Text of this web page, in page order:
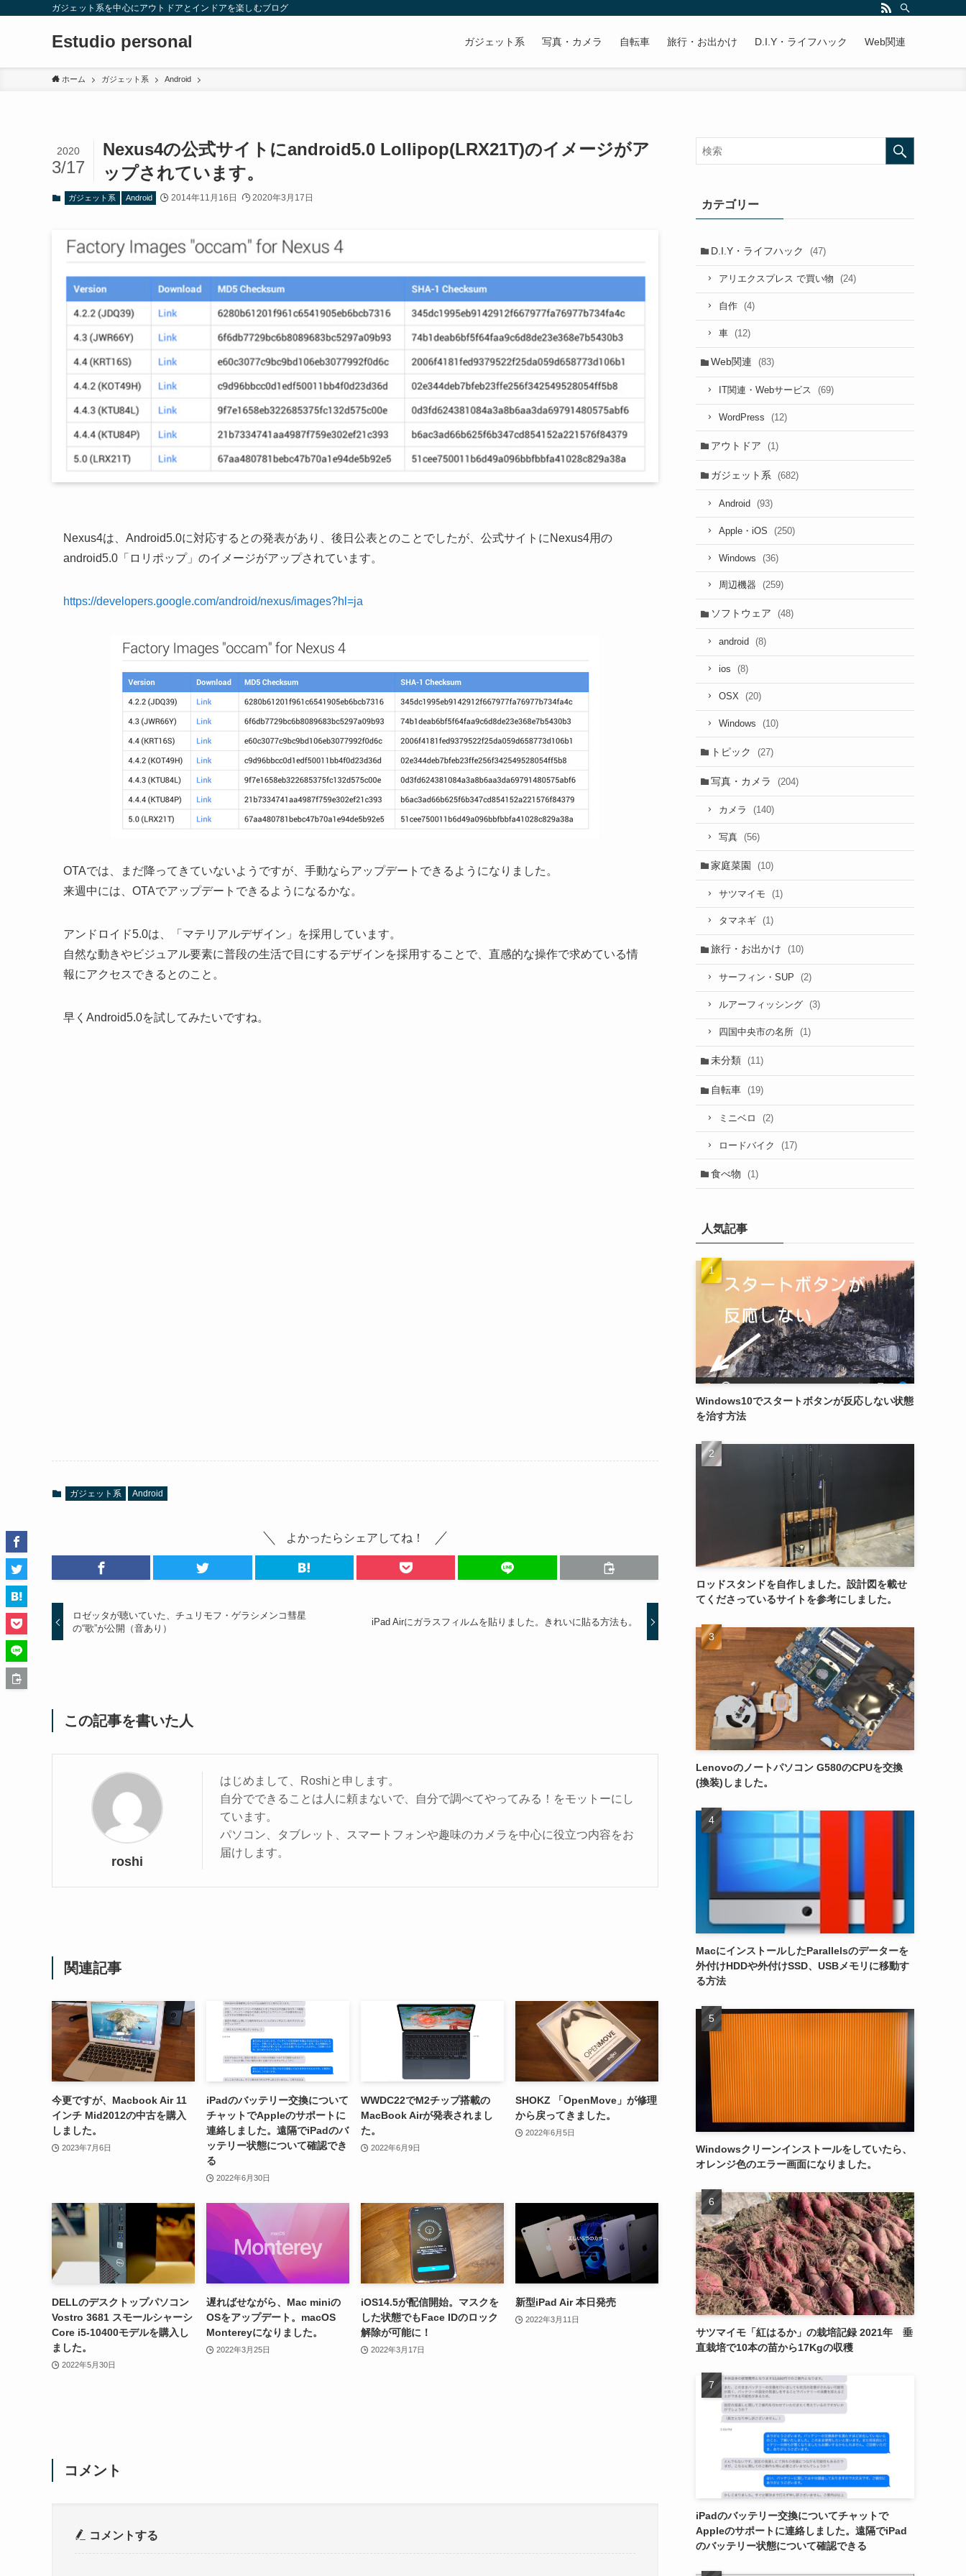
ガジェット系を中心にアウトドアとインドアを楽しむブログ
Estudio personal ガジェット系 写真・カメラ 自転車 旅行・お出かけ D.I.Y・ライフハック Web関連
ホーム ガジェット系 Android
Nexus4の公式サイトにandroid5.0 Lollipop(LRX21T)のイメージがア
ップされています。
2020
3/17
ガジェット系 Android 2014年11月16日 2020年3月17日
Nexus4は、Android5.0に対応するとの発表があり、後日公表とのことでしたが、公式サイトにNexus4用の
android5.0「ロリポップ」のイメージがアップされています。
https://developers.google.com/android/nexus/images?hl=ja
OTAでは、まだ降ってきていないようですが、手動ならアップデートできるようになりました。
来週中には、OTAでアップデートできるようになるかな。
アンドロイド5.0は、「マテリアルデザイン」を採用しています。
自然な動きやビジュアル要素に普段の生活で目にするデザインを採用することで、直感的な操作で求めている情
報にアクセスできるとのこと。
早くAndroid5.0を試してみたいですね。
ガジェット系 Android
よかったらシェアしてね！
ロゼッタが聴いていた、チュリモフ・ゲラシメンコ彗星
の“歌”が公開（音あり）
iPad Airにガラスフィルムを貼りました。きれいに貼る方法も。
この記事を書いた人
roshi
はじめまして、Roshiと申します。
自分でできることは人に頼まないで、自分で調べてやってみる！をモットーにし
ています。
パソコン、タブレット、スマートフォンや趣味のカメラを中心に役立つ内容をお
届けします。
関連記事
今更ですが、Macbook Air 11
インチ Mid2012の中古を購入
しました。
2023年7月6日
iPadのバッテリー交換について
チャットでAppleのサポートに
連絡しました。遠隔でiPadのバ
ッテリー状態について確認でき
る
2022年6月30日
WWDC22でM2チップ搭載の
MacBook Airが発表されまし
た。
2022年6月9日
SHOKZ 「OpenMove」が修理
から戻ってきました。
2022年6月5日
DELLのデスクトップパソコン
Vostro 3681 スモールシャーシ
Core i5-10400モデルを購入し
ました。
2022年5月30日
遅ればせながら、Mac miniの
OSをアップデート。macOS
Montereyになりました。
2022年3月25日
iOS14.5が配信開始。マスクを
した状態でもFace IDのロック
解除が可能に！
2022年3月17日
新型iPad Air 本日発売
2022年3月11日
コメント
コメントする
カテゴリー
D.I.Y・ライフハック (47)
アリエクスプレス で買い物 (24)
自作 (4)
車 (12)
Web関連 (83)
IT関連・Webサービス (69)
WordPress (12)
アウトドア (1)
ガジェット系 (682)
Android (93)
Apple・iOS (250)
Windows (36)
周辺機器 (259)
ソフトウェア (48)
android (8)
ios (8)
OSX (20)
Windows (10)
トピック (27)
写真・カメラ (204)
カメラ (140)
写真 (56)
家庭菜園 (10)
サツマイモ (1)
タマネギ (1)
旅行・お出かけ (10)
サーフィン・SUP (2)
ルアーフィッシング (3)
四国中央市の名所 (1)
未分類 (11)
自転車 (19)
ミニベロ (2)
ロードバイク (17)
食べ物 (1)
人気記事
Windows10でスタートボタンが反応しない状態
を治す方法
ロッドスタンドを自作しました。設計図を載せ
てくださっているサイトを参考にしました。
Lenovoのノートパソコン G580のCPUを交換
(換装)しました。
MacにインストールしたParallelsのデーターを
外付けHDDや外付けSSD、USBメモリに移動す
る方法
Windowsクリーンインストールをしていたら、
オレンジ色のエラー画面になりました。
サツマイモ「紅はるか」の栽培記録 2021年 垂
直栽培で10本の苗から17Kgの収穫
iPadのバッテリー交換についてチャットで
Appleのサポートに連絡しました。遠隔でiPad
のバッテリー状態について確認できる